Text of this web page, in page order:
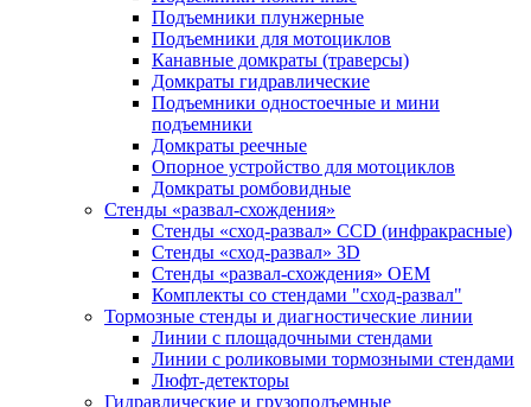
Подъемники плунжерные
Подъемники для мотоциклов
Канавные домкраты (траверсы)
Домкраты гидравлические
Подъемники одностоечные и мини
подъемники
Домкраты реечные
Опорное устройство для мотоциклов
Домкраты ромбовидные
Стенды «развал-схождения»
Стенды «сход-развал» CCD (инфракрасные)
Стенды «сход-развал» 3D
Стенды «развал-схождения» ОЕМ
Комплекты со стендами "сход-развал"
Тормозные стенды и диагностические линии
Линии с площадочными стендами
Линии с роликовыми тормозными стендами
Люфт-детекторы
Гидравлические и грузоподъемные